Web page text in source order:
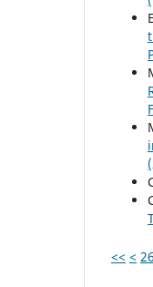
<< < 26